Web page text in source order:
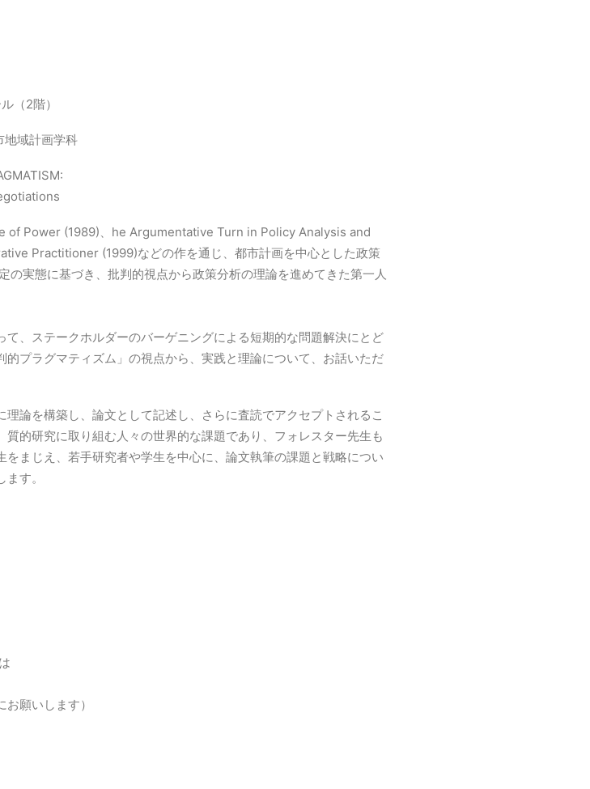
（2階）
地域計画学科
of Power (1989)、he Argumentative Turn in Policy Analysis and
Practitioner (1999)などの作を通じ、都市計画を中心とした政策
の実態に基づき、批判的視点から政策分析の理論を進めてきた第一人
、ステークホルダーのバーゲニングによる短期的な問題解決にとど
プラグマティズム」の視点から、実践と理論について、お話いただ
論を構築し、論文として記述し、さらに査読でアクセプトされるこ
的研究に取り組む人々の世界的な課題であり、フォレスター先生も
まじえ、若手研究者や学生を中心に、論文執筆の課題と戦略につい
す。
願いします）